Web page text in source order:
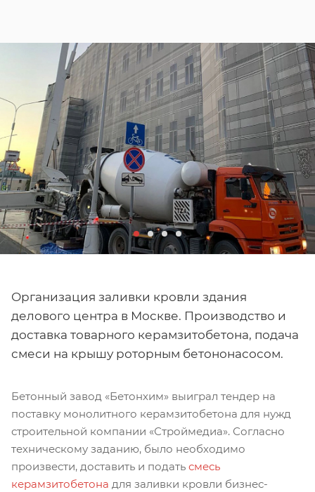
Организация заливки кровли здания
делового центра в Москве. Производство и
доставка товарного керамзитобетона, подача
смеси на крышу роторным бетононасосом.
Бетонный завод «Бетонхим» выиграл тендер на
поставку монолитного керамзитобетона для нужд
строительной компании «Строймедиа». Согласно
техническому заданию, было необходимо
произвести, доставить и подать смесь
керамзитобетона для заливки кровли бизнес-